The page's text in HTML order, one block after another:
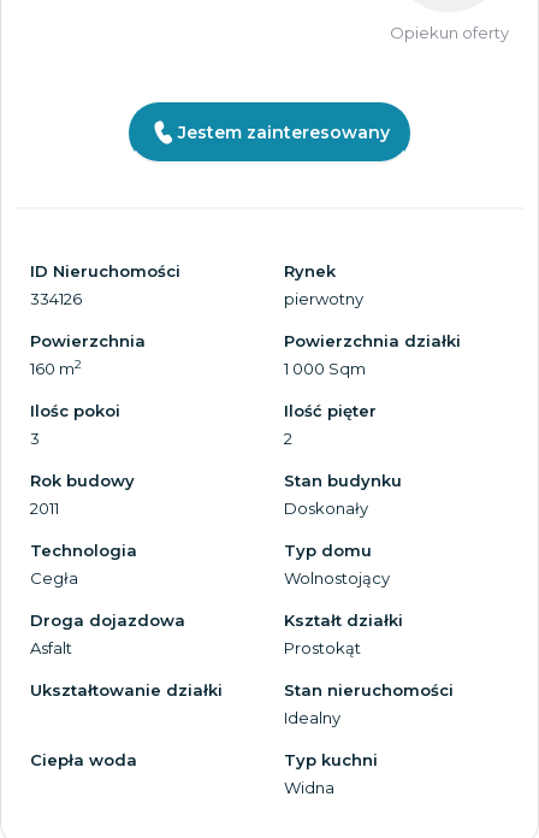
Opiekun oferty
Jestem zainteresowany
ID Nieruchomości
334126
Rynek
pierwotny
Powierzchnia
160 m2
Powierzchnia działki
1 000 Sqm
Ilośc pokoi
3
Ilość pięter
2
Rok budowy
2011
Stan budynku
Doskonały
Technologia
Cegła
Typ domu
Wolnostojący
Droga dojazdowa
Asfalt
Kształt działki
Prostokąt
Ukształtowanie działki
Stan nieruchomości
Idealny
Ciepła woda
Typ kuchni
Widna